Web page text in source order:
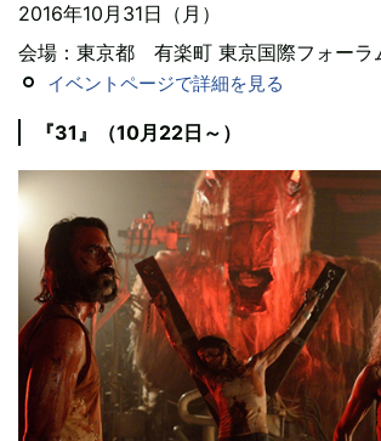
2016年10月31日（月）
会場：東京都 有楽町 東京国際フォーラ
イベントページで詳細を見る
『31』（10月22日～）